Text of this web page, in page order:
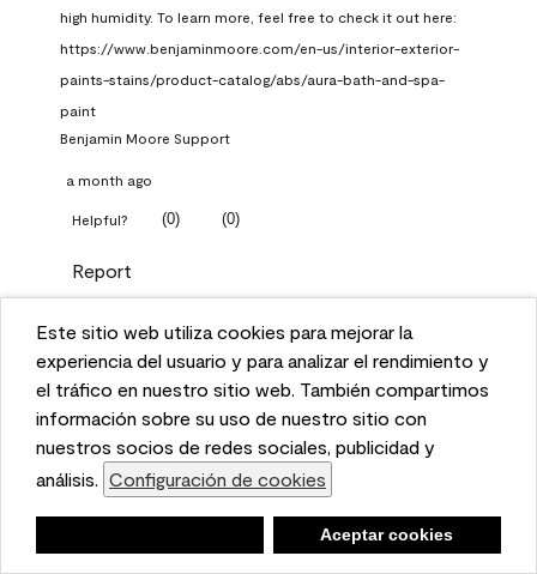
This website uses cookies to enhance user experience
and to analyze performance and traffic on our website.
We also share information about your use of our site
with our social media, advertising, and analytics
partners. Cookie Settings
Accept Cookies
Este sitio web utiliza cookies para mejorar la
experiencia del usuario y para analizar el rendimiento y
el tráfico en nuestro sitio web. También compartimos
información sobre su uso de nuestro sitio con
nuestros socios de redes sociales, publicidad y
análisis. Configuración de cookies
Aceptar cookies
high humidity. To learn more, feel free to check it out here:
https://www.benjaminmoore.com/en-us/interior-exterior-
paints-stains/product-catalog/abs/aura-bath-and-spa-
paint
Benjamin Moore Support
a month ago
Helpful? (0) (0)
Report
Q: What Aura paint color
should I use in north facing
entryway?
1 Answer